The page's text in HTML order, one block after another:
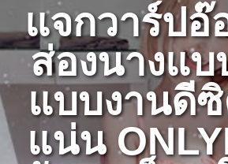
แจกวาร์ปอ๊
ส่องนางแ
แบบงานดี
แน่น